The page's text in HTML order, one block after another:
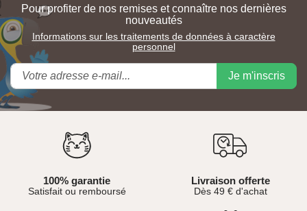
Pour profiter de nos remises et connaître nos dernières
nouveautés
Informations sur les traitements de données à caractère
personnel
Je m'inscris
100% garantie
Satisfait ou remboursé
Livraison offerte
Dès 49 € d'achat